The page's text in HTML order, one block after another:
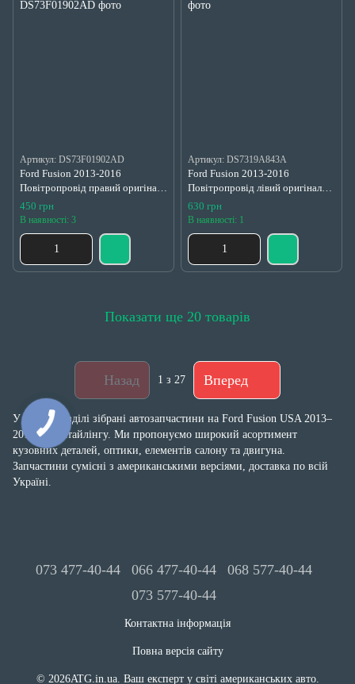
Артикул: DS73F01902AD
Ford Fusion 2013-2016
Повітропровід правий оригінал
DS73F01902AD
450 грн
В наявності: 3
Артикул: DS7319A843A
Ford Fusion 2013-2016
Повітропровід лівий оригінал
DS7319A843A
630 грн
В наявності: 1
Показати ще 20 товарів
Назад 1 з 27 Вперед
У цьому розділі зібрані автозапчастини на Ford Fusion USA 2013–
2016 до рестайлінгу. Ми пропонуємо широкий асортимент
кузовних деталей, оптики, елементів салону та двигуна.
Запчастини сумісні з американськими версіями, доставка по всій
Україні.
073 477-40-44 066 477-40-44
068 577-40-44
073 577-40-44
Контактна інформація
Повна версія сайту
© 2026ATG.in.ua. Ваш експерт у світі американських авто.